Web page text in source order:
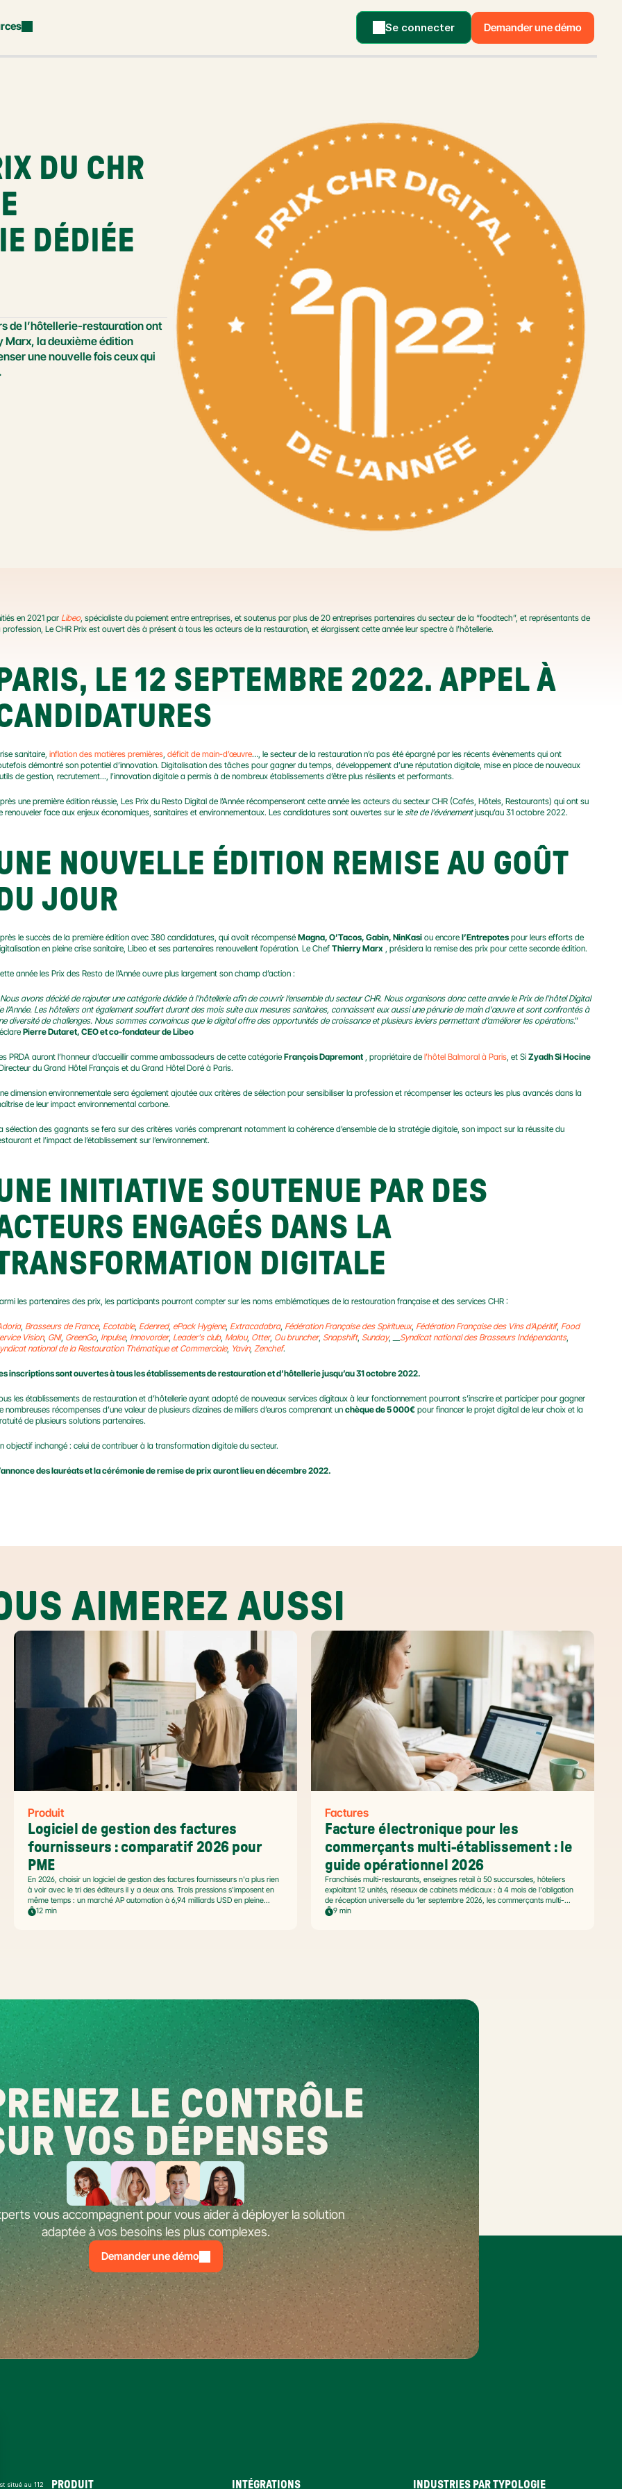
Se connecter Demander une démo
DU CHR
DÉDIÉE
de l’hôtellerie-restauration ont
Marx, la deuxième édition
une nouvelle fois ceux qui
en 2021 par Libeo, spécialiste du paiement entre entreprises, et soutenus par plus de 20 entreprises partenaires du secteur de la “foodtech”, et représentants de
profession, Le CHR Prix est ouvert dès à présent à tous les acteurs de la restauration, et élargissent cette année leur spectre à l’hôtellerie.
PARIS, LE 12 SEPTEMBRE 2022. APPEL À
sanitaire, inflation des matières premières, déficit de main-d’œuvre…, le secteur de la restauration n’a pas été épargné par les récents évènements qui ont
démontré son potentiel d’innovation. Digitalisation des tâches pour gagner du temps, développement d’une réputation digitale, mise en place de nouveaux
de gestion, recrutement..., l’innovation digitale a permis à de nombreux établissements d’être plus résilients et performants.
une première édition réussie, Les Prix du Resto Digital de l’Année récompenseront cette année les acteurs du secteur CHR (Cafés, Hôtels, Restaurants) qui ont su
renouveler face aux enjeux économiques, sanitaires et environnementaux. Les candidatures sont ouvertes sur le site de l'événement jusqu’au 31 octobre 2022.
NOUVELLE ÉDITION REMISE AU GOÛT
DU JOUR
le succès de la première édition avec 380 candidatures, qui avait récompensé Magna, O’Tacos, Gabin, NinKasi ou encore l’Entrepotes pour leurs efforts de
en pleine crise sanitaire, Libeo et ses partenaires renouvellent l’opération. Le Chef Thierry Marx , présidera la remise des prix pour cette seconde édition.
année les Prix des Resto de l’Année ouvre plus largement son champ d’action :
Nous avons décidé de rajouter une catégorie dédiée à l’hôtellerie afin de couvrir l’ensemble du secteur CHR. Nous organisons donc cette année le Prix de l’hôtel Digital
l’Année. Les hôteliers ont également souffert durant des mois suite aux mesures sanitaires, connaissent eux aussi une pénurie de main d'œuvre et sont confrontés à
diversité de challenges. Nous sommes convaincus que le digital offre des opportunités de croissance et plusieurs leviers permettant d’améliorer les opérations.”
Pierre Dutaret, CEO et co-fondateur de Libeo
PRDA auront l’honneur d’accueillir comme ambassadeurs de cette catégorie François Dapremont , propriétaire de l’hôtel Balmoral à Paris, et Si Zyadh Si Hocine
du Grand Hôtel Français et du Grand Hôtel Doré à Paris.
dimension environnementale sera également ajoutée aux critères de sélection pour sensibiliser la profession et récompenser les acteurs les plus avancés dans la
de leur impact environnemental carbone.
sélection des gagnants se fera sur des critères variés comprenant notamment la cohérence d’ensemble de la stratégie digitale, son impact sur la réussite du
et l’impact de l’établissement sur l’environnement.
INITIATIVE SOUTENUE PAR DES
ENGAGÉS DANS LA
DIGITALE
les partenaires des prix, les participants pourront compter sur les noms emblématiques de la restauration française et des services CHR :
, Brasseurs de France, Ecotable, Edenred, ePack Hygiene, Extracadabra, Fédération Française des Spiritueux, Fédération Française des Vins d’Apéritif, Food
Vision, GNI, GreenGo, Inpulse, Innovorder, Leader's club, Malou, Otter, Ou bruncher, Snapshift, Sunday, __ Syndicat national des Brasseurs Indépendants
national de la Restauration Thématique et Commerciale, Yavin, Zenchef.
inscriptions sont ouvertes à tous les établissements de restauration et d’hôtellerie jusqu’au 31 octobre 2022.
les établissements de restauration et d’hôtellerie ayant adopté de nouveaux services digitaux à leur fonctionnement pourront s’inscrire et participer pour gagner
nombreuses récompenses d’une valeur de plusieurs dizaines de milliers d’euros comprenant un chèque de 5 000€ pour financer le projet digital de leur choix et la
de plusieurs solutions partenaires.
objectif inchangé : celui de contribuer à la transformation digitale du secteur.
des lauréats et la cérémonie de remise de prix auront lieu en décembre 2022.
AIMEREZ AUSSI
Produit
Logiciel de gestion des factures
fournisseurs : comparatif 2026 pour
PME
En 2026, choisir un logiciel de gestion des factures fournisseurs n'a plus rien
à voir avec le tri des éditeurs il y a deux ans. Trois pressions s'imposent en
même temps : un marché AP automation à 6,94 milliards USD en pleine
accélération, une réforme facture électronique 2026 qui impose le passage
12 min
Factures
Facture électronique pour les
commerçants multi-établissement : le
guide opérationnel 2026
Franchisés multi-restaurants, enseignes retail à 50 succursales, hôteliers
exploitant 12 unités, réseaux de cabinets médicaux : à 4 mois de l'obligation
de réception universelle du 1er septembre 2026, les commerçants multi-
établissement ont un défi spécifique. Ce guide opérationnel répond aux
9 min
LE CONTRÔLE
VOS DÉPENSES
vous accompagnent pour vous aider à déployer la solution
adaptée à vos besoins les plus complexes.
Demander une démo
situé au 112 PRODUIT INTÉGRATIONS INDUSTRIES PAR TYPOLOGIE